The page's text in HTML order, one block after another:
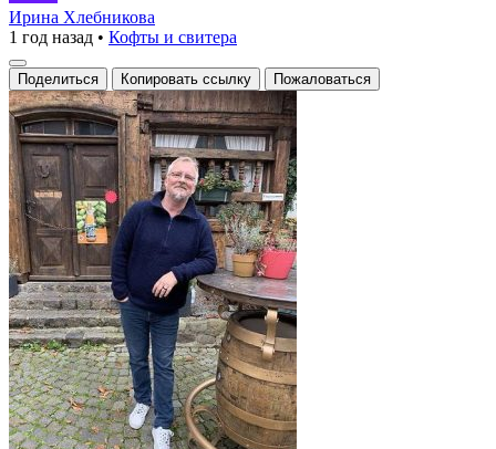
свитер
с
высоким
воротником
и
удобной
застежкой
на
молнии,
выполненный
из
мягкого
материала,
идеально
подходит
Ирина Хлебникова
1 год назад • Кофты и свитера
Поделиться Копировать ссылку Пожаловаться